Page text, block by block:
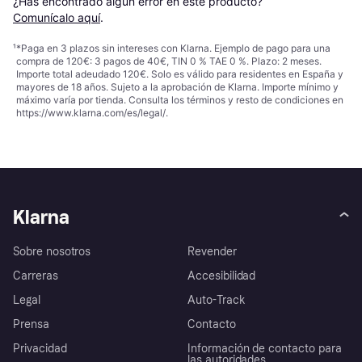
Comunícalo aquí.
¹*Paga en 3 plazos sin intereses con Klarna. Ejemplo de pago para una
compra de 120€: 3 pagos de 40€, TIN 0 % TAE 0 %. Plazo: 2 meses.
Importe total adeudado 120€. Solo es válido para residentes en España y
mayores de 18 años. Sujeto a la aprobación de Klarna. Importe mínimo y
máximo varía por tienda. Consulta los términos y resto de condiciones en
https://www.klarna.com/es/legal/.
Klarna
Sobre nosotros
Carreras
Legal
Prensa
Privacidad
Revender
Accesibilidad
Auto-Track
Contacto
Información de contacto para